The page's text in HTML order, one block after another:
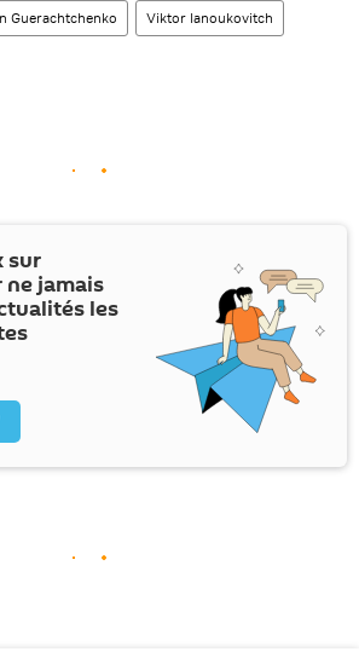
Guerachtchenko Viktor Ianoukovitch
sur
ne jamais
les